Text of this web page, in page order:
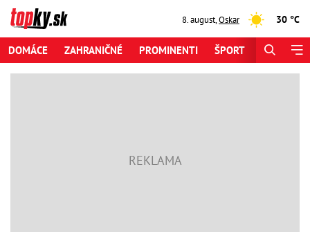
8. august,Oskar 30 °C
DOMÁCE ZAHRANIČNÉ PROMINENTI ŠPORT